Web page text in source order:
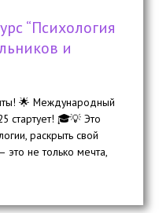
“Психология
и
🌟 Международный
стартует! 🎓💡 Это
раскрыть свой
это не только мечта,